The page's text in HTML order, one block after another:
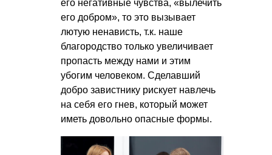
его негативные чувства, «вылечить
его добром», то это вызывает
лютую ненависть, т.к. наше
благородство только увеличивает
пропасть между нами и этим
убогим человеком. Сделавший
добро завистнику рискует навлечь
на себя его гнев, который может
иметь довольно опасные формы.